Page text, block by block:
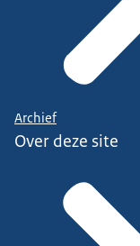
Archief
Over deze site